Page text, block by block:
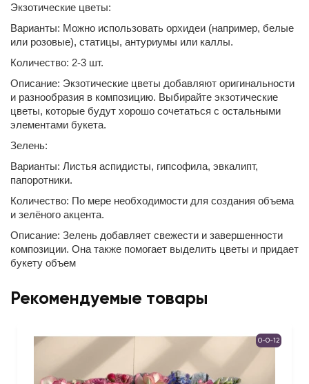
Экзотические цветы:
Варианты: Можно использовать орхидеи (например, белые
или розовые), статицы, антуриумы или каллы.
Количество: 2-3 шт.
Описание: Экзотические цветы добавляют оригинальности
и разнообразия в композицию. Выбирайте экзотические
цветы, которые будут хорошо сочетаться с остальными
элементами букета.
Зелень:
Варианты: Листья аспидисты, гипсофила, эвкалипт,
папоротники.
Количество: По мере необходимости для создания объема
и зелёного акцента.
Описание: Зелень добавляет свежести и завершенности
композиции. Она также помогает выделить цветы и придает
букету объем
Рекомендуемые товары
0-0-12